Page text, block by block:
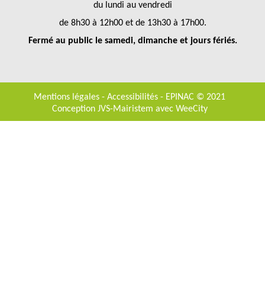
du lundi au vendredi
de 8h30 à 12h00 et de 13h30 à 17h00.
Fermé au public le samedi, dimanche et jours fériés.
Mentions légales - Accessibilités - EPINAC © 2021
Conception JVS-Mairistem avec WeeCity